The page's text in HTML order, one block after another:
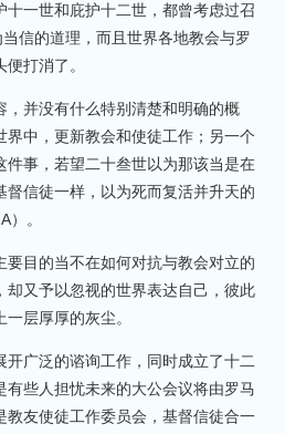
一世和庇护十二世，都曾考虑过召
信的道理，而且世界各地教会与罗
打消了。
并没有什么特别清楚和明确的概
中，更新教会和使徒工作；另一个
事，若望二十叁世以为那该当是在
信徒一样，以为死而复活并升天的
。
目的当不在如何对抗与教会对立的
又予以忽视的世界表达自己，彼此
层厚厚的灰尘。
广泛的谘询工作，同时成立了十二
些人担忧未来的大公会议将由罗马
友使徒工作委员会，基督信徒合一